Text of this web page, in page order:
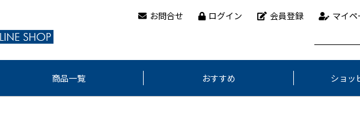
お問合せ ログイン 会員登録 マイペ
商品一覧 おすすめ ショッ